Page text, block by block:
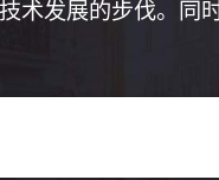
术发展的步伐。同